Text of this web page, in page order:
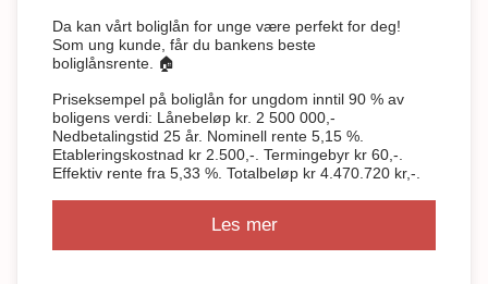
Da kan vårt boliglån for unge være perfekt for deg!
Som ung kunde, får du bankens beste
boliglånsrente. 🏠
Priseksempel på boliglån for ungdom inntil 90 % av
boligens verdi: Lånebeløp kr. 2 500 000,-
Nedbetalingstid 25 år. Nominell rente 5,15 %.
Etableringskostnad kr 2.500,-. Termingebyr kr 60,-.
Effektiv rente fra 5,33 %. Totalbeløp kr 4.470.720 kr,-.
Les mer